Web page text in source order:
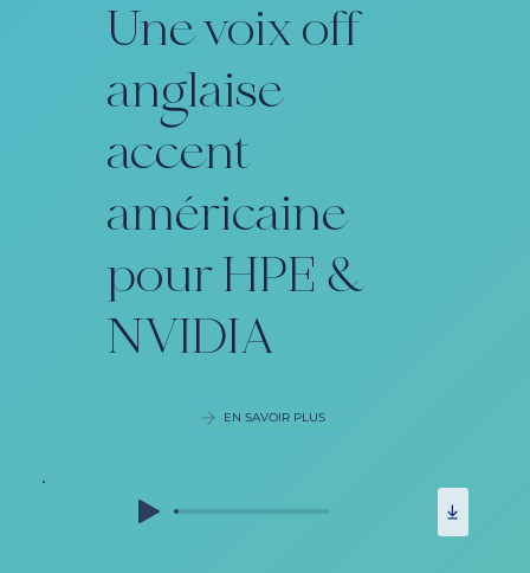
Une voix off
anglaise
accent
américaine
pour HPE &
NVIDIA
EN SAVOIR PLUS